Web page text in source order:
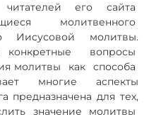
его сайта
молитвенного
Иисусовой молитвы.
конкретные вопросы
молитвы как способа
многие аспекты
предназначена для тех,
значение молитвы